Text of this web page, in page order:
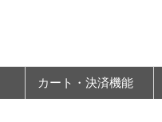
カート・決済機能